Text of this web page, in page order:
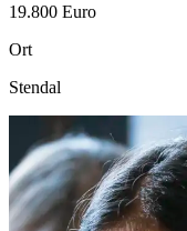
19.800 Euro
Ort
Stendal